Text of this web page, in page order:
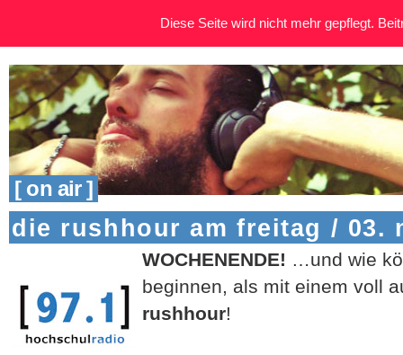
[ on air ]
die rushhour am freitag / 03.
WOCHENENDE! …und wie
beginnen, als mit einem voll
rushhour!
Diese Seite wird nicht mehr gepflegt.